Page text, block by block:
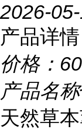
2026-
产品详情
价格： 60
产品名称
天然草